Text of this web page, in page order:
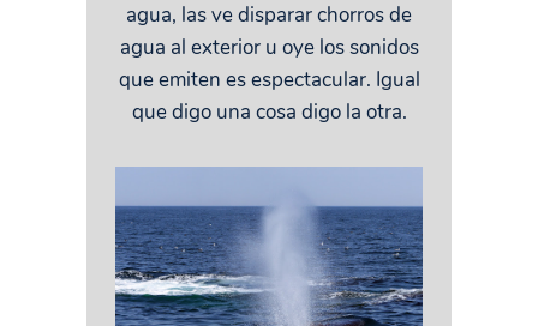
agua, las ve disparar chorros de
agua al exterior u oye los sonidos
que emiten es espectacular. Igual
que digo una cosa digo la otra.